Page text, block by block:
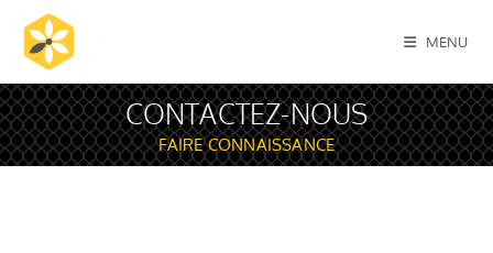
MENU
CONTACTEZ-NOUS
FAIRE CONNAISSANCE